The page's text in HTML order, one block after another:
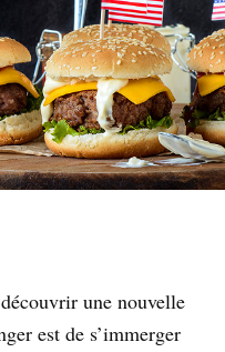
une nouvelle
est de s’immerger